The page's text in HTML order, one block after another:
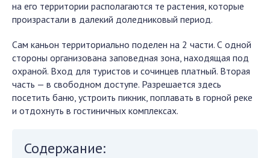
на его территории располагаются те растения, которые
произрастали в далекий доледниковый период.
Сам каньон территориально поделен на 2 части. С одной
стороны организована заповедная зона, находящая под
охраной. Вход для туристов и сочинцев платный. Вторая
часть — в свободном доступе. Разрешается здесь
посетить баню, устроить пикник, поплавать в горной реке
и отдохнуть в гостиничных комплексах.
Содержание: